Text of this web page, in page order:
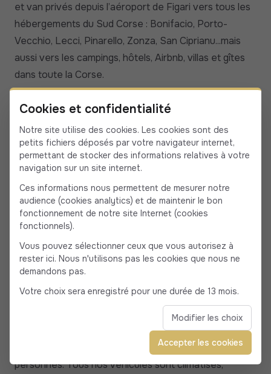
et van privés depuis l’aéroport de Figari vers tous les
hébergements du Sud Corse : Bonifacio, Porto-
Vecchio, Lecci, Pinarello, Zonza, San Ciprianu...mais
aussi vers les campings, hôtels, Airbnb, villas et gîtes
dans toute la Corse.
Puis-je organiser une excursion privée avec
chauffeur depuis Figari ?
Absolument. Nous proposons des circuits à la demi-
journée ou à la journée pour découvrir Bonifacio, les
plages de rêve (Palombaggia, Rondinara, Santa
Giulia…), Roccapina ou Bavella. Il est aussi possible de
au départ de Figari et Bonifacio.
Combien de passagers par véhicule ?
Nos Mercedes berlines et vans accueillent de 1 à 7
personnes. Tous nos véhicules sont climatisés,
Cookies et confidentialité
Notre site utilise des cookies. Les cookies sont des
petits fichiers déposés par votre navigateur internet,
permettant de stocker des informations relatives à votre
navigation sur un site internet.
Ces informations nous permettent de mesurer notre
audience (cookies analytics) et de maintenir le bon
fonctionnement de notre site Internet (cookies
fonctionnels).
Vous pouvez sélectionner ceux que vous autorisez à
rester ici. Nous n'utilisons pas les cookies que nous ne
demandons pas.
Votre choix sera enregistré pour une durée de 13 mois.
Modifier les choix
Accepter les cookies